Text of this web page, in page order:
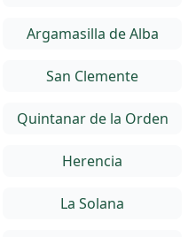
Argamasilla de Alba
San Clemente
Quintanar de la Orden
Herencia
La Solana